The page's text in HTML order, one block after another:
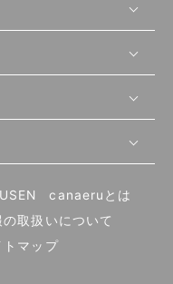
）
canaeruとは
取扱いについて
トマップ